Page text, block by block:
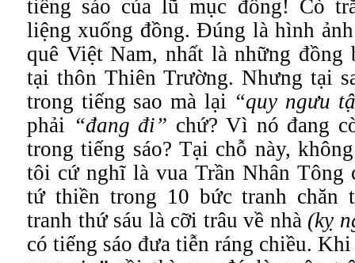
tiếng sáo của lũ mục đồng! Cò
liệng xuống đồng. Đúng là hình
quê Việt Nam, nhất là những đồng
tại thôn Thiên Trường. Nhưng tại
trong tiếng sao mà lại “quy ngưu
phải “đang đi” chứ? Vì nó đang
trong tiếng sáo? Tại chỗ này,
tôi cứ nghĩ là vua Trần Nhân Tông
tứ thiền trong 10 bức tranh chăn
tranh thứ sáu là cỡi trâu về nhà (kỵ
có tiếng sáo đưa tiễn ráng chiều.